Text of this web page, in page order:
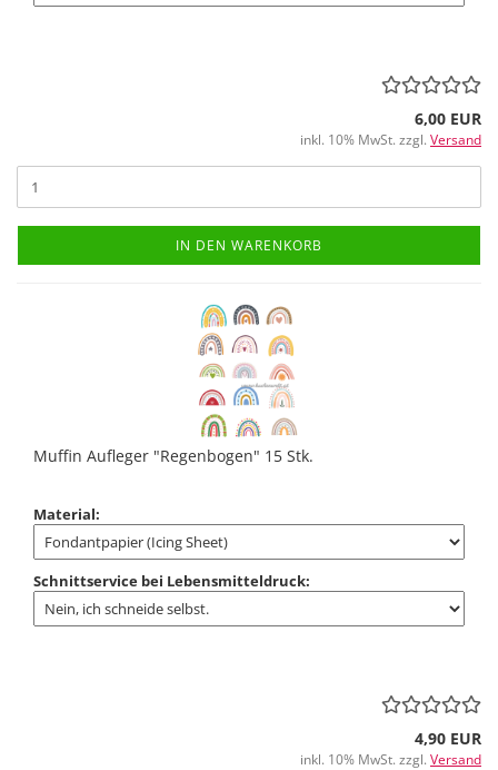
6,00 EUR
inkl. 10% MwSt. zzgl. Versand
IN DEN WARENKORB
Muffin Aufleger "Regenbogen" 15 Stk.
Material:
Schnittservice bei Lebensmitteldruck:
4,90 EUR
inkl. 10% MwSt. zzgl. Versand